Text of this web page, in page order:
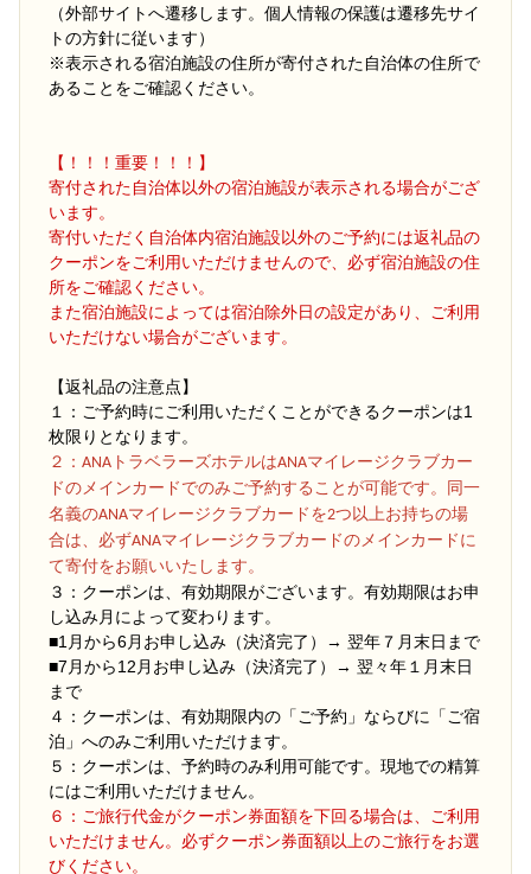
（外部サイトへ遷移します。個人情報の保護は遷移先サイ
トの方針に従います）
※表示される宿泊施設の住所が寄付された自治体の住所で
あることをご確認ください。
【！！！重要！！！】
寄付された自治体以外の宿泊施設が表示される場合がござ
います。
寄付いただく自治体内宿泊施設以外のご予約には返礼品の
クーポンをご利用いただけませんので、必ず宿泊施設の住
所をご確認ください。
また宿泊施設によっては宿泊除外日の設定があり、ご利用
いただけない場合がございます。
【返礼品の注意点】
１：ご予約時にご利用いただくことができるクーポンは1
枚限りとなります。
２ ：ANAトラベラーズホテルはANAマイレージクラブカー
ドのメインカードでのみご予約することが可能です。同一
名義のANAマイレージクラブカードを2つ以上お持ちの場
合は、必ずANAマイレージクラブカードのメインカードに
て寄付をお願いいたします。
３：クーポンは、有効期限がございます。有効期限はお申
し込み月によって変わります。
■1月から6月お申し込み（決済完了）→ 翌年７月末日まで
■7月から12月お申し込み（決済完了）→ 翌々年１月末日
まで
４：クーポンは、有効期限内の「ご予約」ならびに「ご宿
泊」へのみご利用いただけます。
５：クーポンは、予約時のみ利用可能です。現地での精算
にはご利用いただけません。
６：ご旅行代金がクーポン券面額を下回る場合は、ご利用
いただけません。必ずクーポン券面額以上のご旅行をお選
びください。